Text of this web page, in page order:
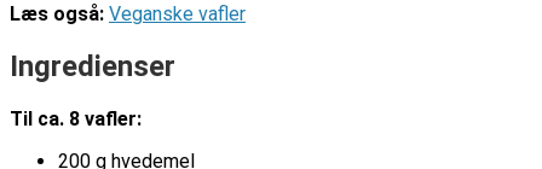
Læs også: Veganske vafler
Ingredienser
Til ca. 8 vafler:
200 g hvedemel